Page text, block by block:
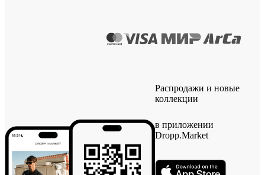
Распродажи и новые
коллекции
в приложении
Dropp.Market